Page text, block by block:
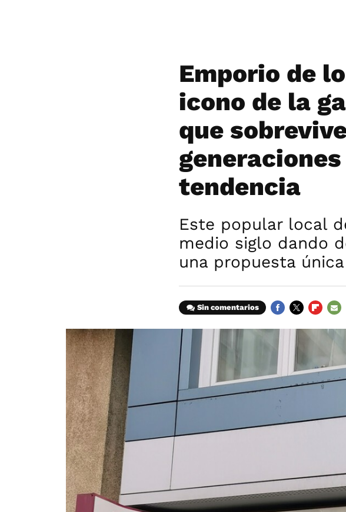
Emporio de
icono de la
que
tendencia
Este popular local
medio siglo dando
una propuesta
Sin comentarios